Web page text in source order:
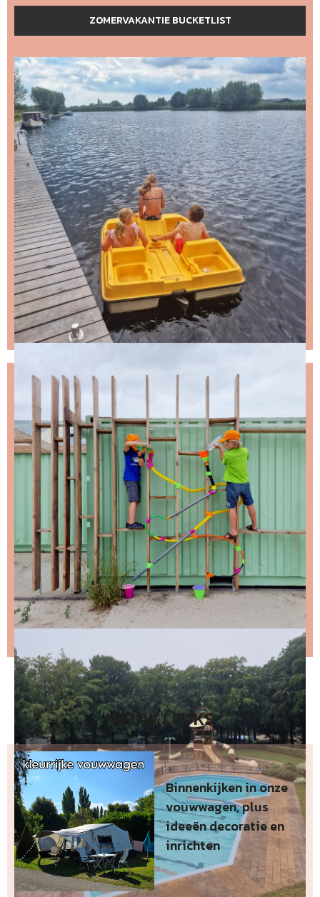
ZOMERVAKANTIE BUCKETLIST
NIKS LEUKS MISSEN?
Schrijf je in voor de nieuwsbrief, dan stuur ik je
ongeveer twee keer per maand een leuke mail.
Stap 1 – vul je emailadres in en klik op de knop:
Stap 2 – open de email en bevestig je inschrijving
(niks ontvangen, bekijk dan je spam folder).
Wil je niet wachten op de volgende nieuwsbrief?
Lees
dan hier de nieuwste nieuwsbrief
NIEUW LEUKS
Binnenkijken in onze
vouwwagen, plus
ideeën decoratie en
inrichten